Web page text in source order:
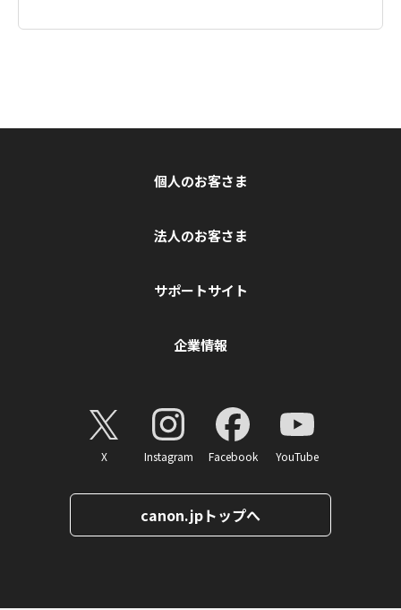
個人のお客さま
法人のお客さま
サポートサイト
企業情報
X Instagram Facebook YouTube
canon.jpトップへ